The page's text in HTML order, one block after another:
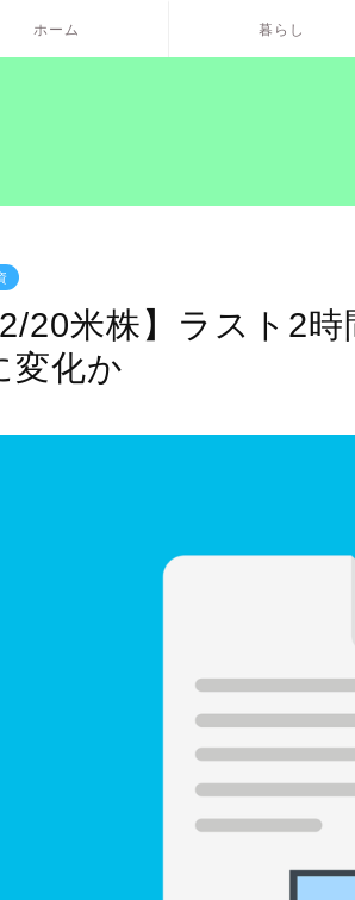
ホーム 暮らし
20米株】ラスト2
変化か